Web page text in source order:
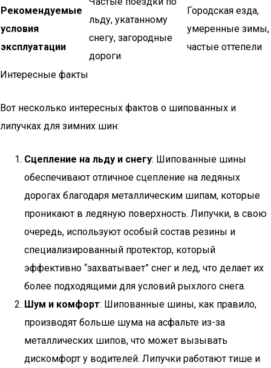
Рекомендуемые
условия
эксплуатации
льду, укатанному
снегу, загородные
дороги
Городская езда,
умеренные зимы,
частые оттепели
Интересные факты
Вот несколько интересных фактов о шипованных и
липучках для зимних шин:
Сцепление на льду и снегу: Шипованные шины
обеспечивают отличное сцепление на ледяных
дорогах благодаря металлическим шипам, которые
проникают в ледяную поверхность. Липучки, в свою
очередь, используют особый состав резины и
специализированный протектор, который
эффективно “захватывает” снег и лед, что делает их
более подходящими для условий рыхлого снега.
Шум и комфорт: Шипованные шины, как правило,
производят больше шума на асфальте из-за
металлических шипов, что может вызывать
дискомфорт у водителей. Липучки работают тише и